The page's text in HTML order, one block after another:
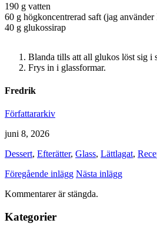
190 g vatten
60 g högkoncentrerad saft (jag
40 g glukossirap
Blanda tills att all glukos löst sig i
Frys in i glassformar.
Fredrik
Författararkiv
juni 8, 2026
Dessert, Efterätter, Glass, Lättlagat,
Föregående inlägg Nästa inlägg
Kommentarer är stängda.
Kategorier